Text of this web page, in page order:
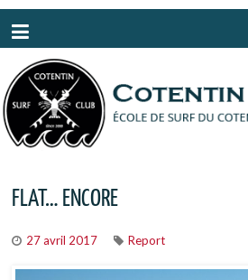
FLAT… ENCORE
27 avril 2017 Report
Panneau de gestion des cookies